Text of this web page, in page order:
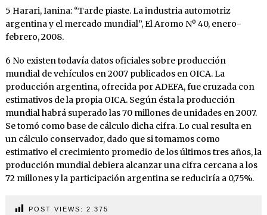
5 Harari, Ianina: “Tarde piaste. La industria automotriz
argentina y el mercado mundial”, El Aromo Nº 40, enero-
febrero, 2008.
6 No existen todavía datos oficiales sobre producción
mundial de vehículos en 2007 publicados en OICA. La
producción argentina, ofrecida por ADEFA, fue cruzada con
estimativos de la propia OICA. Según ésta la producción
mundial habrá superado las 70 millones de unidades en 2007.
Se tomó como base de cálculo dicha cifra. Lo cual resulta en
un cálculo conservador, dado que si tomamos como
estimativo el crecimiento promedio de los últimos tres años, la
producción mundial debiera alcanzar una cifra cercana a los
72 millones y la participación argentina se reduciría a 0,75%.
POST VIEWS: 2.375